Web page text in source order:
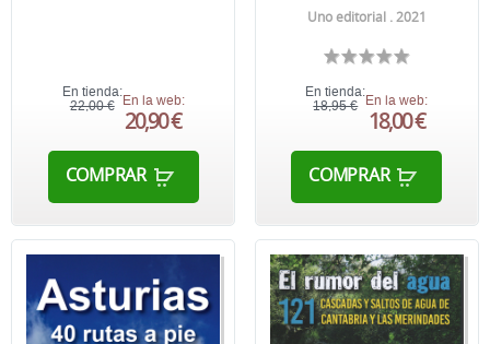
En tienda:
22,00 € En la web:
20,90 €
COMPRAR
Uno editorial . 2021
En tienda:
18,95 € En la web:
18,00 €
COMPRAR